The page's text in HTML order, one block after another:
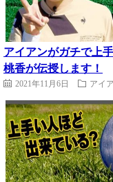
アイアンがガチで上
桃香が伝授します！
2021年11月6日 アイ